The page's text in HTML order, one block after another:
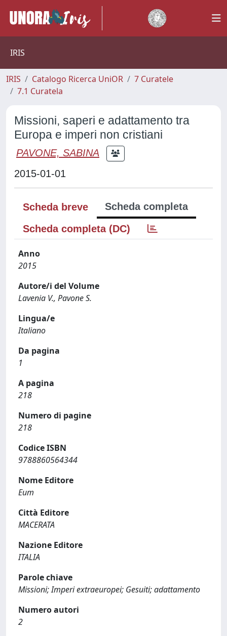
IRIS
IRIS Catalogo Ricerca UniOR
7 Curatele
7.1 Curatela
Missioni, saperi e adattamento tra
Europa e imperi non cristiani
PAVONE, SABINA
2015-01-01
Scheda breve
Scheda completa
Scheda completa (DC)
Anno
2015
Autore/i del Volume
Lavenia V., Pavone S.
Lingua/e
Italiano
Da pagina
1
A pagina
218
Numero di pagine
218
Codice ISBN
9788860564344
Nome Editore
Eum
Città Editore
MACERATA
Nazione Editore
ITALIA
Parole chiave
Missioni; Imperi extraeuropei; Gesuiti; adattamento
Numero autori
2